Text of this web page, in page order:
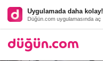
Uygulamada daha kolay!
Düğün.com uygulamasında aç